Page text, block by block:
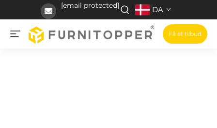
[email protected] DA
Få et tilbud